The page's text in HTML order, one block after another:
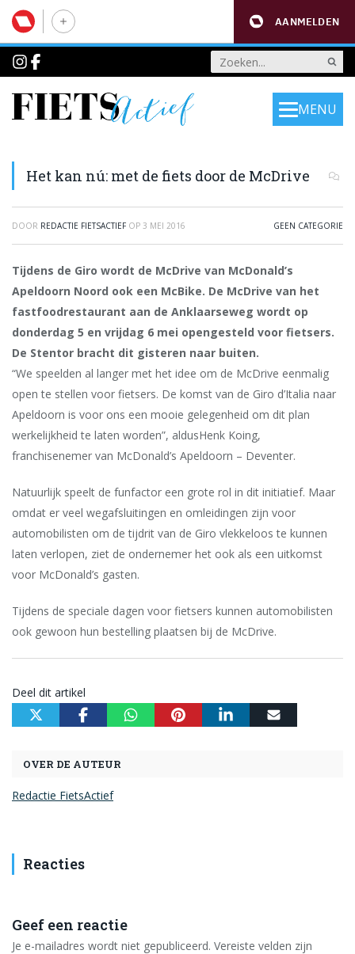
AANMELDEN
MENU
Het kan nú: met de fiets door de McDrive
DOOR REDACTIE FIETSACTIEF OP 3 MEI 2016 GEEN CATEGORIE
Tijdens de Giro wordt de McDrive van McDonald’s
Apeldoorn Noord ook een McBike. De McDrive van het
fastfoodrestaurant aan de Anklaarseweg wordt op
donderdag 5 en vrijdag 6 mei opengesteld voor fietsers.
De Stentor bracht dit gisteren naar buiten.
“We speelden al langer met het idee om de McDrive eenmalig
open te stellen voor fietsers. De komst van de Giro d’Italia naar
Apeldoorn is voor ons een mooie gelegenheid om dit plan
werkelijkheid te laten worden”, aldusHenk Koing,
franchisenemer van McDonald’s Apeldoorn – Deventer.
Natuurlijk speelt de funfactor een grote rol in dit initiatief. Maar
omdat er veel wegafsluitingen en omleidingen zijn voor
automobilisten om de tijdrit van de Giro vlekkeloos te kunnen
laten verlopen, ziet de ondernemer het ook als een uitkomst
voor McDonald’s gasten.
Tijdens de speciale dagen voor fietsers kunnen automobilisten
ook gewoon hun bestelling plaatsen bij de McDrive.
Deel dit artikel
OVER DE AUTEUR
Redactie FietsActief
Reacties
Geef een reactie
Je e-mailadres wordt niet gepubliceerd. Vereiste velden zijn